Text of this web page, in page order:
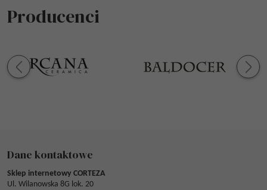
Producenci
Dane kontaktowe
Sklep internetowy CORTEZA
Ul. Wilanowska 8G lok. 20